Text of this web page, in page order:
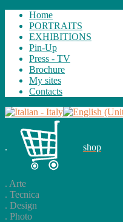
Home
PORTRAITS
EXHIBITIONS
Pin-Up
Press - TV
Brochure
My sites
Contacts
. shop
. Arte
. Tecnica
. Design
. Photo